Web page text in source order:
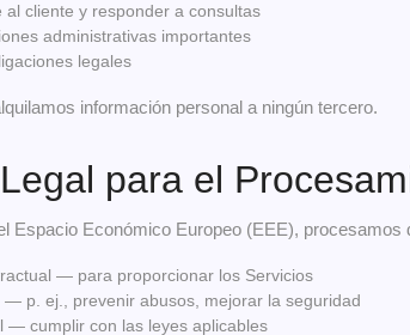
al cliente y responder a consultas
administrativas importantes
legales
información personal a ningún tercero.
para el
Espacio Económico Europeo (EEE),
— para proporcionar los Servicios
— p. ej., prevenir abusos, mejorar la seguridad
— cumplir con las leyes aplicables